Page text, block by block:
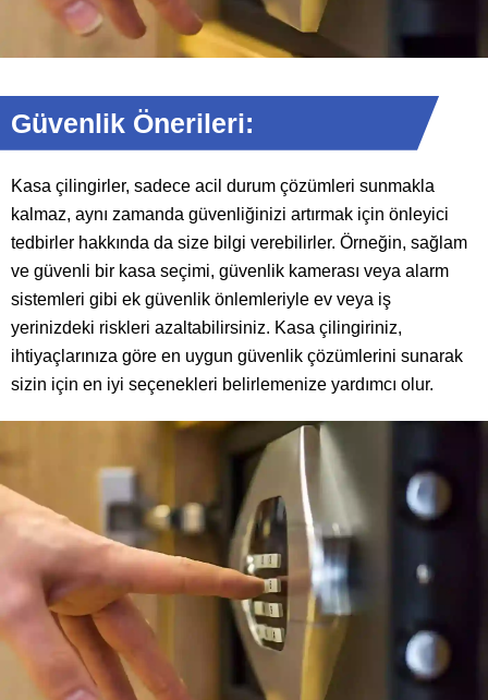
Güvenlik Önerileri:
Kasa çilingirler, sadece acil durum çözümleri sunmakla
kalmaz, aynı zamanda güvenliğinizi artırmak için önleyici
tedbirler hakkında da size bilgi verebilirler. Örneğin, sağlam
ve güvenli bir kasa seçimi, güvenlik kamerası veya alarm
sistemleri gibi ek güvenlik önlemleriyle ev veya iş
yerinizdeki riskleri azaltabilirsiniz. Kasa çilingiriniz,
ihtiyaçlarınıza göre en uygun güvenlik çözümlerini sunarak
sizin için en iyi seçenekleri belirlemenize yardımcı olur.